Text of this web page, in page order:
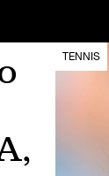
TENNIS